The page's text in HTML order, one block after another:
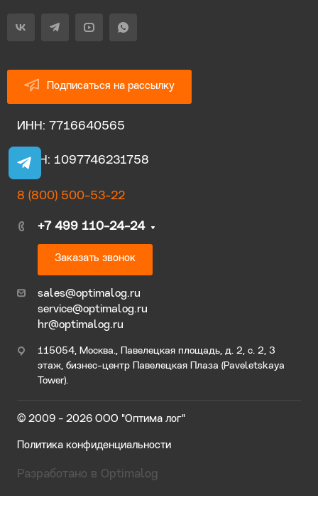
Подписаться на рассылку
ИНН: 7716640565
ОГРН: 1097746231758
8 (800) 500-53-22
+7 499 110-24-24
Заказать звонок
sales@optimalog.ru
service@optimalog.ru
hr@optimalog.ru
115054, Москва., Павелецкая площадь, д. 2, с. 2, 3
этаж, бизнес-центр Павелецкая Плаза (Paveletskaya
Tower).
© 2009 - 2026 ООО "Оптима лог"
Политика конфиденциальности
Разработано в Optimalog